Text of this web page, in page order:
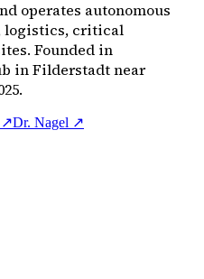
operates autonomous
logistics, critical
Founded in
in Filderstadt near
↗Dr. Nagel ↗